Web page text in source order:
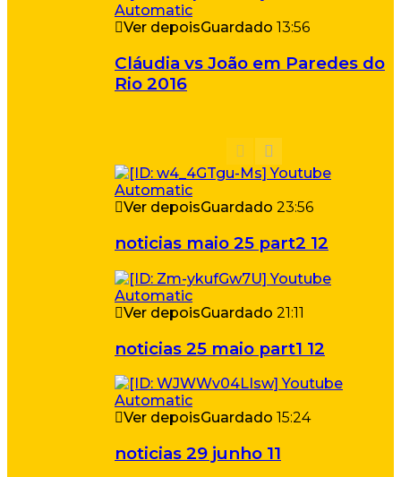
Ver depoisGuardado 13:56
Cláudia vs João em Paredes do
Rio 2016
Ver depoisGuardado 23:56
noticias maio 25 part2 12
Ver depoisGuardado 21:11
noticias 25 maio part1 12
Ver depoisGuardado 15:24
noticias 29 junho 11